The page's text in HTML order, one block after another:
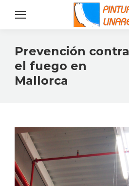
Prevención contra
el fuego en
Mallorca